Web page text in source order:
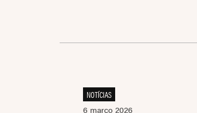
NOTÍCIAS
6 março 2026